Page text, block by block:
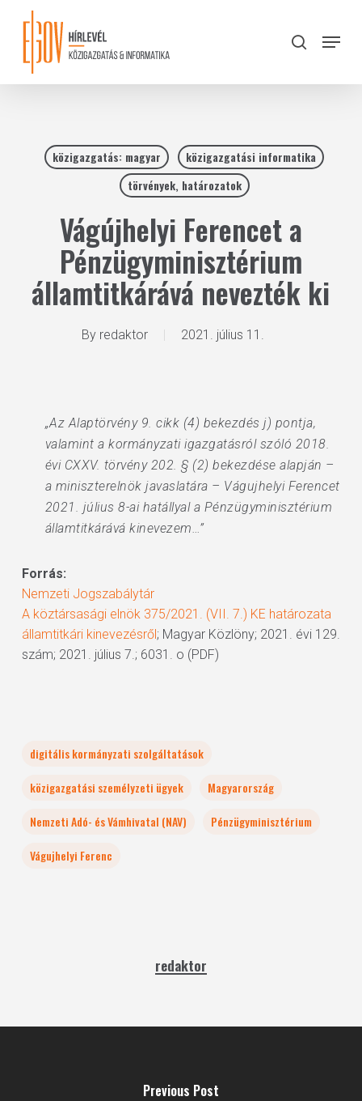
content
search
Menu
közigazgatás: magyar
közigazgatási informatika
törvények, határozatok
Vágújhelyi Ferencet a
Pénzügyminisztérium
államtitkárává nevezték ki
By redaktor 2021. július 11.
„Az Alaptörvény 9. cikk (4) bekezdés j) pontja,
valamint a kormányzati igazgatásról szóló 2018.
évi CXXV. törvény 202. § (2) bekezdése alapján –
a miniszterelnök javaslatára – Vágujhelyi Ferencet
2021. július 8-ai hatállyal a Pénzügyminisztérium
államtitkárává kinevezem…”
Forrás:
Nemzeti Jogszabálytár
A köztársasági elnök 375/2021. (VII. 7.) KE határozata
államtitkári kinevezésről; Magyar Közlöny; 2021. évi 129.
szám; 2021. július 7.; 6031. o (PDF)
digitális kormányzati szolgáltatások
közigazgatási személyzeti ügyek
Magyarország
Nemzeti Adó- és Vámhivatal (NAV)
Pénzügyminisztérium
Vágujhelyi Ferenc
redaktor
Previous Post
Close